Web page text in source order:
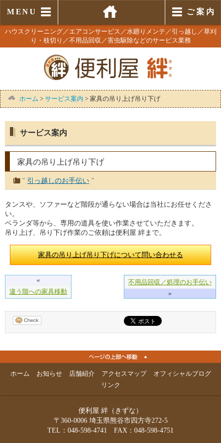
MENU ご 案 内
ハウスクリーニング／エアコンサービス／水廻りメンテ／引っ越し／草刈
り・枝切り／不用品回収／害虫駆除などのサービス業務
ホーム > サービス案内 > 家具の吊り上げ吊り下げ
サービス案内
家具の吊り上げ吊り下げ
" 引っ越しのお手伝い "
タンスや、ソファーなど階段が通らない場合は当社にお任せくださ
い。
ベランダ等から、専用の道具を使い作業させていただきます。
吊り上げ、吊り下げ作業のご依頼は便利屋 絆まで。
家具の吊り上げ吊り下げについて問い合わせる
«
違う階への家具移動
不用品回収／処理のお手伝い
»
ホーム お知らせ 店舗紹介 アクセスマップ
オフィシャルブログ
リンク
便利屋 絆（きずな）
〒360-0006 埼玉県熊谷市四方寺272-5
TEL：048-598-4741 FAX：048-598-4751